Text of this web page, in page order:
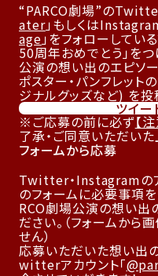
“PARCO劇場”の
ater」もしくは
age」をフォローしてい
50周年おめでとう」を
公演の想い出のエピソ
ポスター・パンフレット
ジナルグッズなど) を投
ツイー
ご応募の前に必ず【
了承・ご同意いただいた
フォームから応募
Twitter・Instagramの
のフォームに必要事項
RCO劇場公演の想い出
ださい。（フォームから
せん）
応募いただいた想い出
witterアカウント「